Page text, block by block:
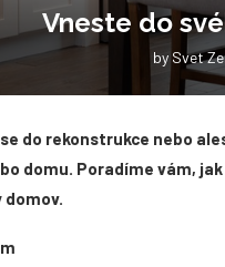
Vneste do
by Svet
do rekonstrukce nebo
domu. Poradíme vám,
domov.